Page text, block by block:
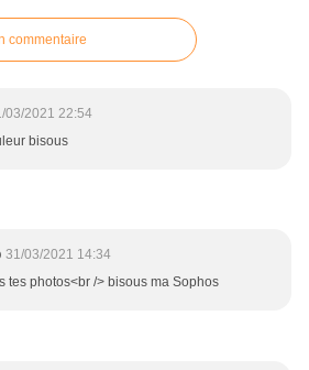
commentaire
03/2021 22:54
bisous
31/03/2021 14:34
tes photos<br /> bisous ma Sophos